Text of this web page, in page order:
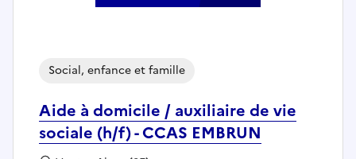
Aide à domicile / auxiliaire de vie
sociale (h/f) - CCAS EMBRUN
Social, enfance et famille